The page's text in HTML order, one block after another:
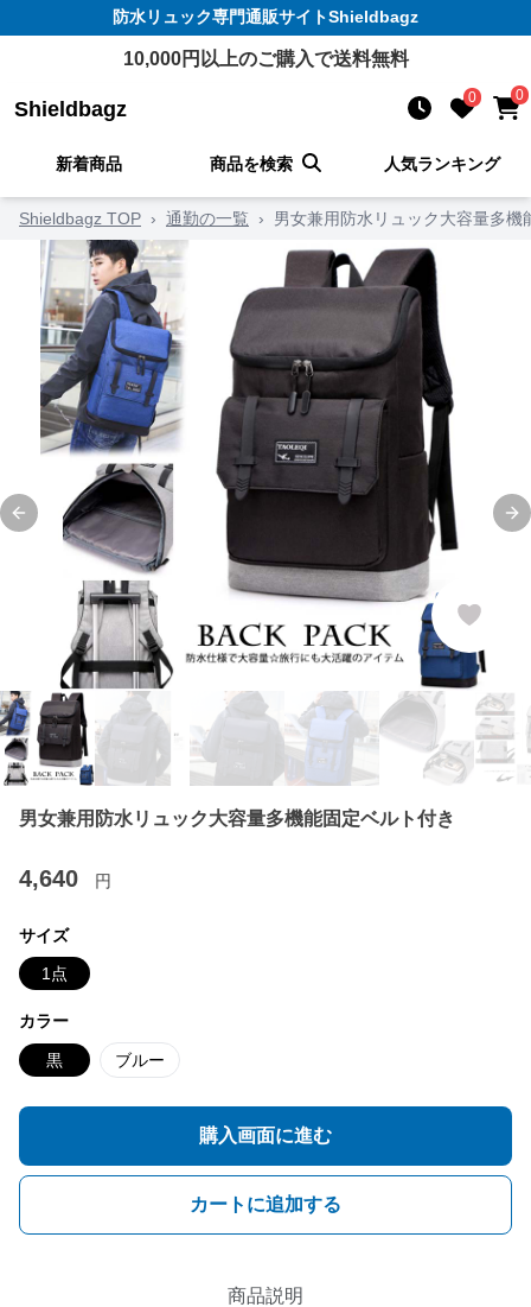
防水リュック専門通販サイトShieldbagz
10,000円以上のご購入で送料無料
Shieldbagz 0 0
新着商品 商品を検索 人気ランキング
Shieldbagz TOP › 通勤の一覧 › 男女兼用防水リュック大容量多機
Previous slide
男女兼用防水リュック大容量多機能固定ベルト付き
4,640 円
サイズ
1点
カラー
黒 ブルー
購入画面に進む
カートに追加する
商品説明